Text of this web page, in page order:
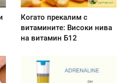
Когато прекалим с
витамините: Високи нива
на витамин Б12